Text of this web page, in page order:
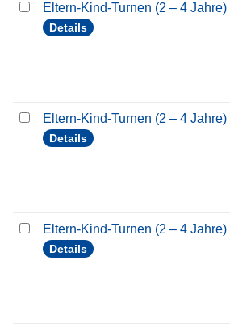
Eltern-Kind-Turnen (2 – 4 Jahre)
Details
Eltern-Kind-Turnen (2 – 4 Jahre)
Details
Eltern-Kind-Turnen (2 – 4 Jahre)
Details